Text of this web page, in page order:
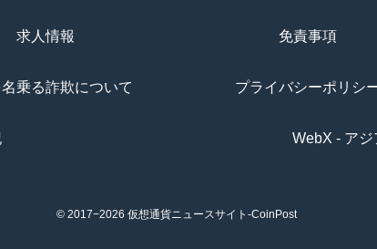
求人情報 免責事項
乗る詐欺について プライバシーポリシ
WebX - ア
© 2017−2026 仮想通貨ニュースサイト-CoinPost